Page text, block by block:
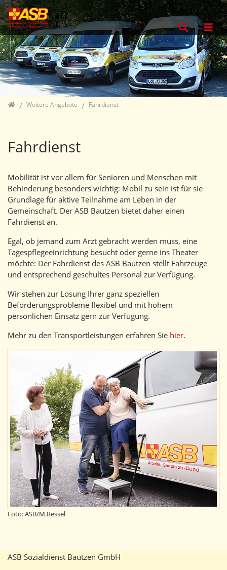
Direkt zur Hauptnavigation springen
Direkt zum Inhalt springen
Jump to sub navigation
HomeWeitere Angebote Fahrdienst
Fahrdienst
Mobilität ist vor allem für Senioren und Menschen mit
Behinderung besonders wichtig: Mobil zu sein ist für sie
Grundlage für aktive Teilnahme am Leben in der
Gemeinschaft. Der ASB Bautzen bietet daher einen
Fahrdienst an.
Egal, ob jemand zum Arzt gebracht werden muss, eine
Tagespflegeeinrichtung besucht oder gerne ins Theater
möchte: Der Fahrdienst des ASB Bautzen stellt Fahrzeuge
und entsprechend geschultes Personal zur Verfügung.
Wir stehen zur Lösung Ihrer ganz speziellen
Beförderungsprobleme flexibel und mit hohem
persönlichen Einsatz gern zur Verfügung.
Mehr zu den Transportleistungen erfahren Sie hier.
Foto: ASB/M.Ressel
ASB Sozialdienst Bautzen GmbH